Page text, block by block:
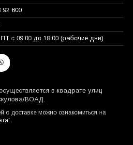
92 600
с 09:00 до 18:00 (рабочие дни)
в квадрате улиц
ВОАД.
о доставке можно ознакомиться на
".